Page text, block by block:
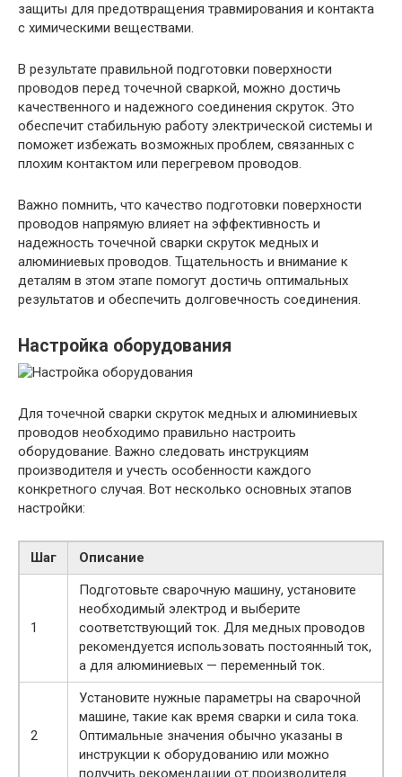
защиты для предотвращения травмирования и контакта
с химическими веществами.
В результате правильной подготовки поверхности
проводов перед точечной сваркой, можно достичь
качественного и надежного соединения скруток. Это
обеспечит стабильную работу электрической системы и
поможет избежать возможных проблем, связанных с
плохим контактом или перегревом проводов.
Важно помнить, что качество подготовки поверхности
проводов напрямую влияет на эффективность и
надежность точечной сварки скруток медных и
алюминиевых проводов. Тщательность и внимание к
деталям в этом этапе помогут достичь оптимальных
результатов и обеспечить долговечность соединения.
Настройка оборудования
Для точечной сварки скруток медных и алюминиевых
проводов необходимо правильно настроить
оборудование. Важно следовать инструкциям
производителя и учесть особенности каждого
конкретного случая. Вот несколько основных этапов
настройки:
Шаг Описание
1
Подготовьте сварочную машину, установите
необходимый электрод и выберите
соответствующий ток. Для медных проводов
рекомендуется использовать постоянный ток,
а для алюминиевых — переменный ток.
2
Установите нужные параметры на сварочной
машине, такие как время сварки и сила тока.
Оптимальные значения обычно указаны в
инструкции к оборудованию или можно
получить рекомендации от производителя.